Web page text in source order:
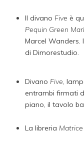
Il divano Five è
Pequin Green
Marcel Wanders.
di Dimorestudio.
Divano Five,
entrambi firmati
piano, il tavolo
La libreria Matrice